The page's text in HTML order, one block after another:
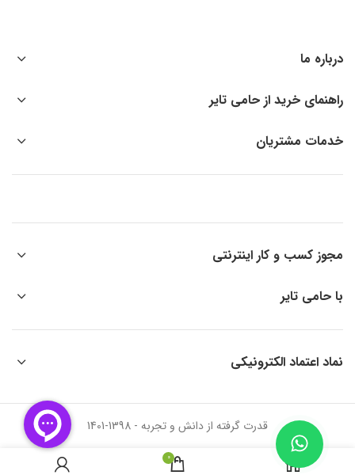
درباره ما
راهنمای خرید از حامی تایر
خدمات مشتریان
مجوز کسب و کار اینترنتی
با حامی تایر
نماد اعتماد الکترونیکی
قدرت گرفته از دانش و تجربه - 1398-1401
0